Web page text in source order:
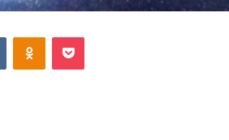
VKontakteOdnoklassniki
Pocket